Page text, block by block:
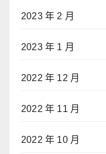
2023 年 2 月
2023 年 1 月
2022 年 12 月
2022 年 11 月
2022 年 10 月